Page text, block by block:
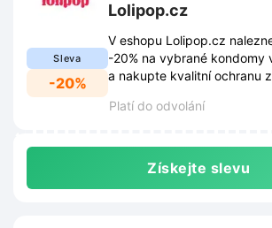
Sleva
-20%
Lolipop.cz
V eshopu Lolipop.cz
-20% na vybrané kondomy
a nakupte kvalitní ochranu
Platí do odvolání
Získejte slevu